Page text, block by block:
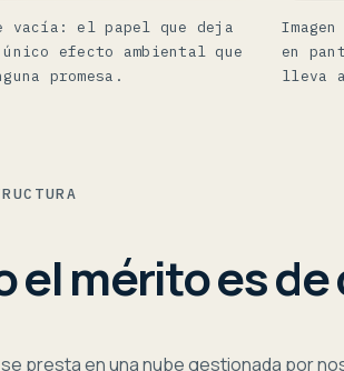
vacía: el papel que deja
efecto ambiental que
promesa.
en
lleva
el mérito es
presta en una nube gestionada por